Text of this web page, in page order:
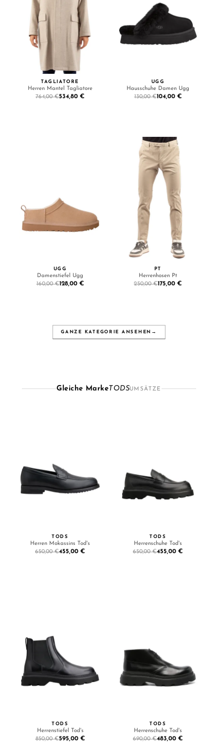
TAGLIATORE
Herren Mantel Tagliatore
764,00 €534,80 €
UGG
Hausschuhe Damen Ugg
130,00 €104,00 €
UGG
Damenstiefel Ugg
160,00 €128,00 €
PT
Herrenhosen Pt
250,00 €175,00 €
GANZE KATEGORIE ANSEHEN →
Gleiche Marke TODSUMSÄTZE
TODS
Herren Mokassins Tod's
650,00 €455,00 €
TODS
Herrenschuhe Tod's
650,00 €455,00 €
TODS
Herrenstiefel Tod's
850,00 €595,00 €
TODS
Herrenschuhe Tod's
690,00 €483,00 €